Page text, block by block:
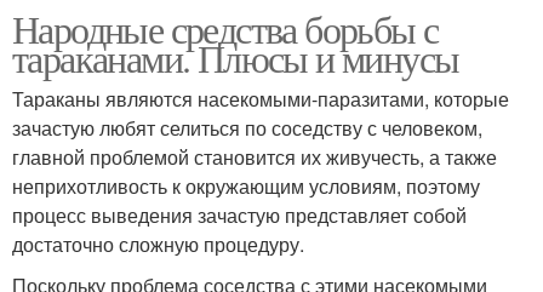
Народные средства борьбы с
тараканами. Плюсы и минусы
Тараканы являются насекомыми-паразитами, которые
зачастую любят селиться по соседству с человеком,
главной проблемой становится их живучесть, а также
неприхотливость к окружающим условиям, поэтому
процесс выведения зачастую представляет собой
достаточно сложную процедуру.
Поскольку проблема соседства с этими насекомыми